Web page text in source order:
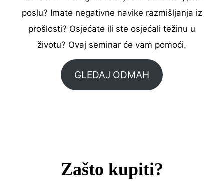
poslu? Imate negativne navike razmišljanja iz
prošlosti? Osjećate ili ste osjećali težinu u
životu? Ovaj seminar će vam pomoći.
GLEDAJ ODMAH
Zašto kupiti?